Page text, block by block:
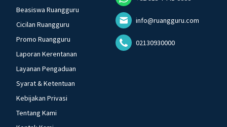
Beasiswa Ruangguru
Cicilan Ruangguru
Promo Ruangguru
Laporan Kerentanan
Layanan Pengaduan
Syarat & Ketentuan
Kebijakan Privasi
Tentang Kami
info@ruangguru.com
02130930000